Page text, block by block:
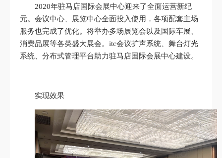
2020年驻马店国际会展中心迎来了全面运营新纪
元。会议中心、展览中心全面投入使用，各项配套主场
服务也完成了优化。将举办多场展览会以及国际车展、
消费品展等各类盛大展会。itc会议扩声系统、舞台灯光
系统、分布式管理平台助力驻马店国际会展中心建设。
实现效果